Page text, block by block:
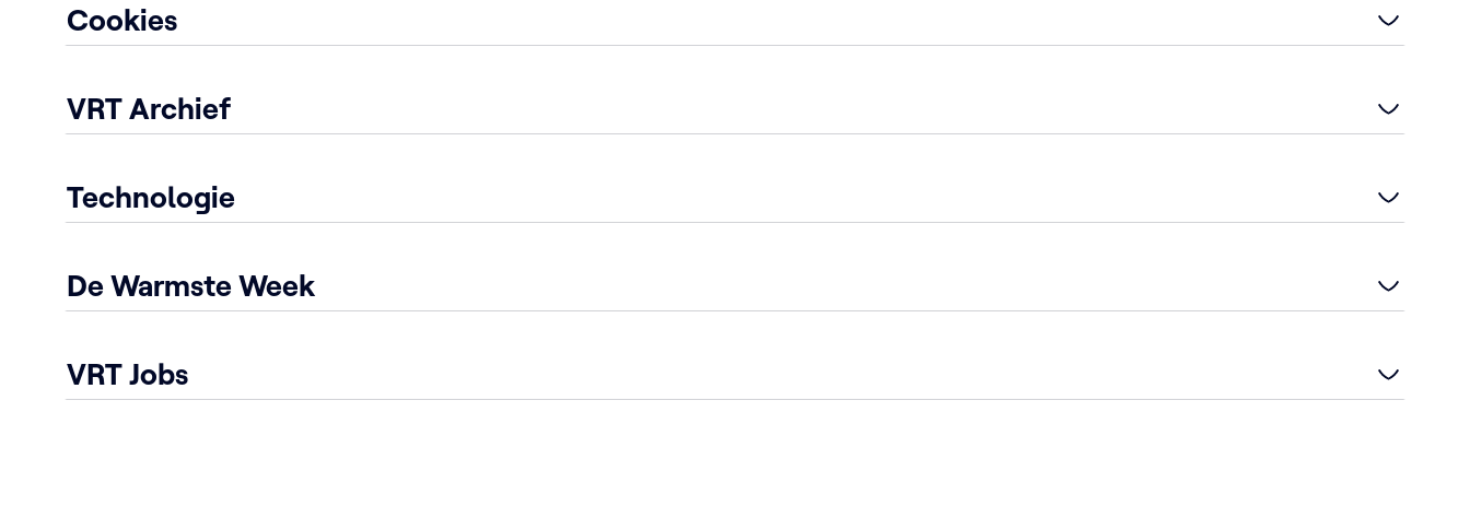
Cookies
VRT Archief
Technologie
De Warmste Week
VRT Jobs